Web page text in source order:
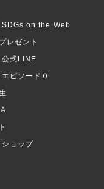
SDGs on the Web
レゼント
公式LINE
ピソード０
ショップ